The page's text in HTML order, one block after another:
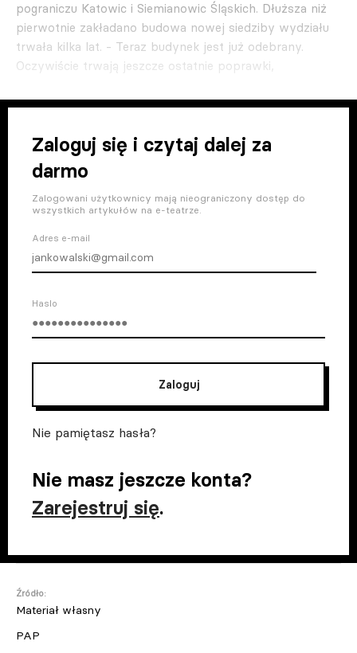
pograniczu Katowic i Siemianowic Śląskich. Dłuższa niż
pierwotnie zakładano budowa nowej siedziby wydziału
trwała kilka lat. - Teraz budynek jest już odebrany.
Oczywiście trwają jeszcze ostatnie poprawki,
Zaloguj się i czytaj dalej za
darmo
Zalogowani użytkownicy mają nieograniczony dostęp do
wszystkich artykułów na e-teatrze.
Adres e-mail
Haslo
Zaloguj
Nie pamiętasz hasła?
Nie masz jeszcze konta?
Zarejestruj się.
Źródło:
Materiał własny
PAP